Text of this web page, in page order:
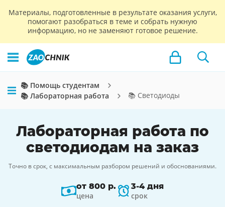
Материалы, подготовленные в результате оказания услуги,
помогают разобраться в теме и собрать нужную
информацию, но не заменяют готовое решение.
📚 Помощь студентам
📚 Лабораторная работа
📚 Светодиоды
Лабораторная работа по
светодиодам на заказ
Точно в срок, с максимальным разбором решений и обоснованиями.
от 800 р.
цена
3-4 дня
срок